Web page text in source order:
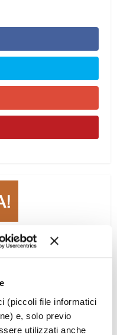
(piccoli file informatici
e, solo previo
utilizzati anche